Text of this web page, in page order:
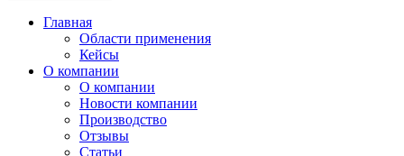
Главная
Области применения
Кейсы
О компании
О компании
Новости компании
Производство
Отзывы
Статьи